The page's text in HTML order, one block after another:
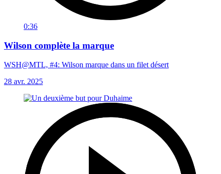
0:36
Wilson complète la marque
WSH@MTL, #4: Wilson marque dans un filet désert
28 avr. 2025